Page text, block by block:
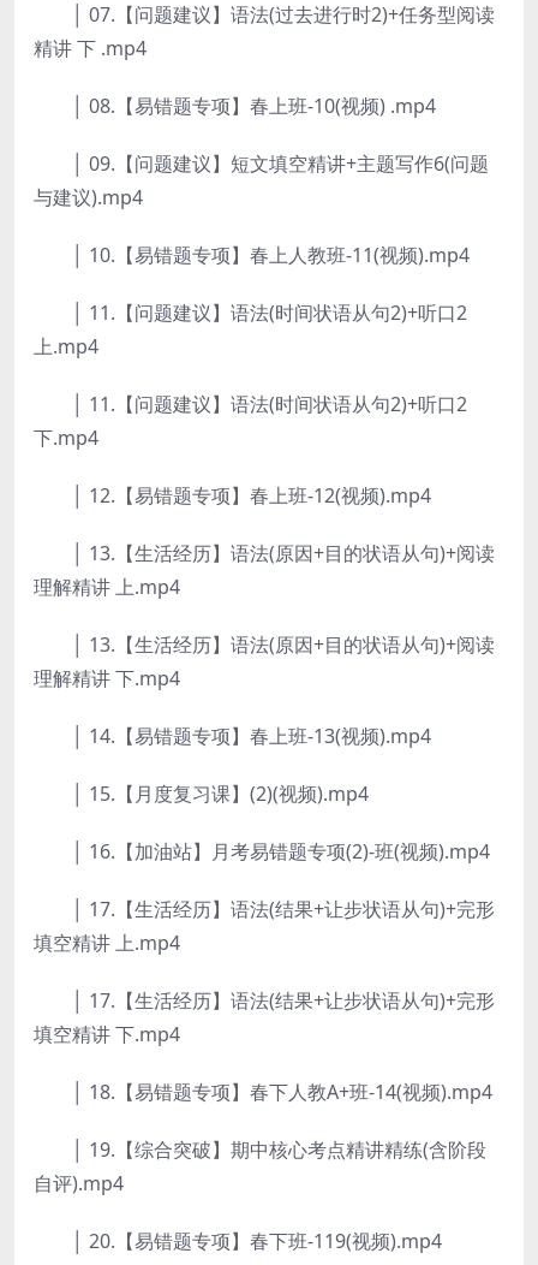
│ 07.【问题建议】语法(过去进行时2)+任务型阅读
精讲 下 .mp4
│ 08.【易错题专项】春上班-10(视频) .mp4
│ 09.【问题建议】短文填空精讲+主题写作6(问题
与建议).mp4
│ 10.【易错题专项】春上人教班-11(视频).mp4
│ 11.【问题建议】语法(时间状语从句2)+听口2
上.mp4
│ 11.【问题建议】语法(时间状语从句2)+听口2
下.mp4
│ 12.【易错题专项】春上班-12(视频).mp4
│ 13.【生活经历】语法(原因+目的状语从句)+阅读
理解精讲 上.mp4
│ 13.【生活经历】语法(原因+目的状语从句)+阅读
理解精讲 下.mp4
│ 14.【易错题专项】春上班-13(视频).mp4
│ 15.【月度复习课】(2)(视频).mp4
│ 16.【加油站】月考易错题专项(2)-班(视频).mp4
│ 17.【生活经历】语法(结果+让步状语从句)+完形
填空精讲 上.mp4
│ 17.【生活经历】语法(结果+让步状语从句)+完形
填空精讲 下.mp4
│ 18.【易错题专项】春下人教A+班-14(视频).mp4
│ 19.【综合突破】期中核心考点精讲精练(含阶段
自评).mp4
│ 20.【易错题专项】春下班-119(视频).mp4